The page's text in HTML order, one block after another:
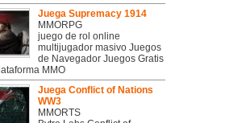
Juega Supremacy 1914
MMORPG
juego de rol online
multijugador masivo Juegos
de Navegador Juegos Gratis
MMO
Juega Conflict of Nations
WW3
MMORTS